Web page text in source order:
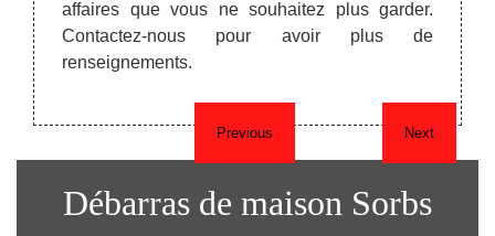
Previous
et
affaires que vous ne souhaitez plus garder.
Contactez-nous pour avoir plus de
renseignements.
Next
Débarras de maison Sorbs